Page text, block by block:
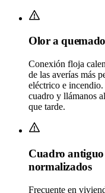
Olor a
Conexión floja
de las averías más
eléctrico e
cuadro y llámanos
que tarde.
Cuadro antiguo
normalizados
Frecuente en